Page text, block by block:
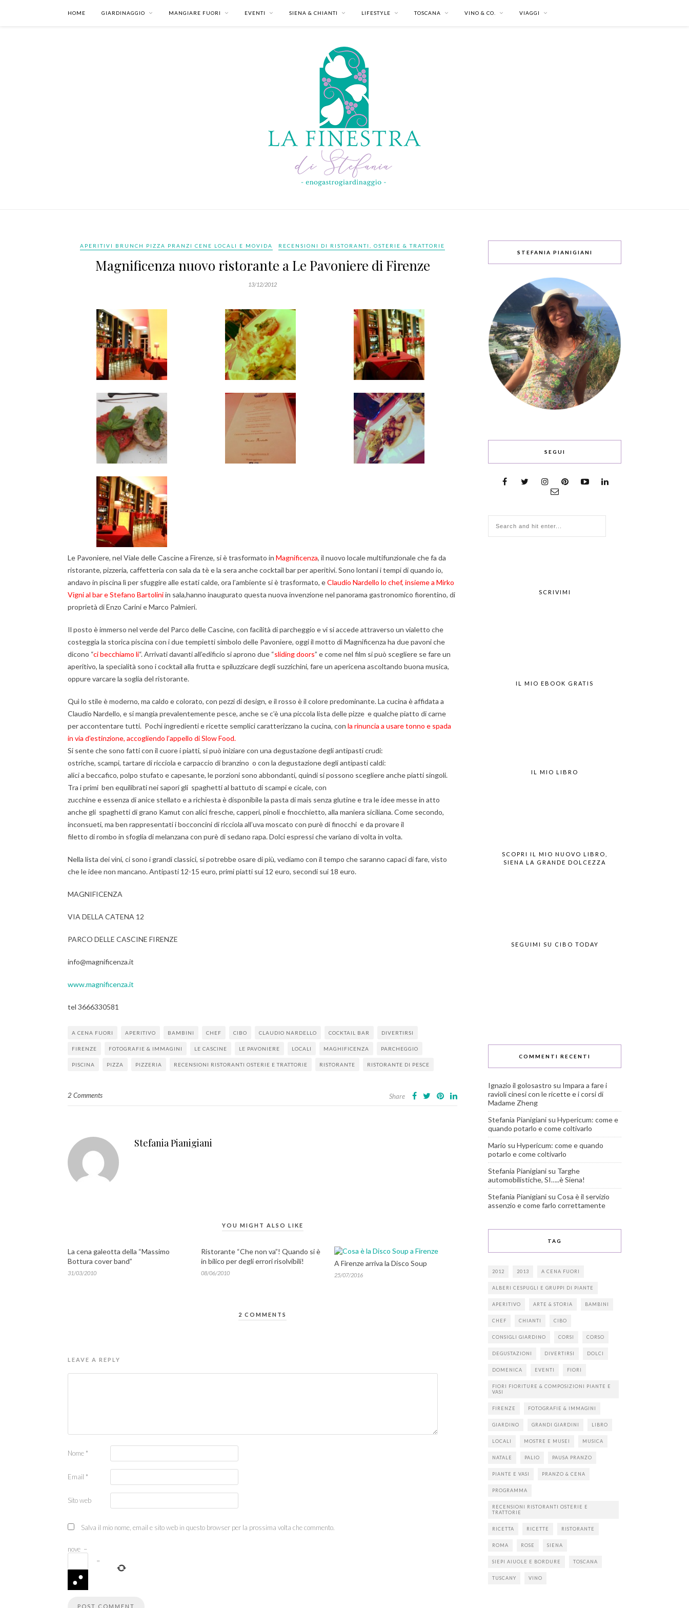
HOME GIARDINAGGIO MANGIARE FUORI EVENTI SIENA & CHIANTI LIFESTYLE TOSCANA VINO & CO. VIAGGI
APERITIVI BRUNCH PIZZA PRANZI CENE LOCALI E MOVIDA RECENSIONI DI RISTORANTI, OSTERIE & TRATTORIE
Magnificenza nuovo ristorante a Le Pavoniere di Firenze
13/12/2012
Le Pavoniere, nel Viale delle Cascine a Firenze, si è trasformato in Magnificenza, il nuovo locale multifunzionale che fa da
ristorante, pizzeria, caffetteria con sala da tè e la sera anche cocktail bar per aperitivi. Sono lontani i tempi di quando io,
andavo in piscina lì per sfuggire alle estati calde, ora l’ambiente si è trasformato, eClaudio Nardello lo chef, insieme a Mirko
Vigni al bar e Stefano Bartoliniin sala,hanno inaugurato questa nuova invenzione nel panorama gastronomico fiorentino, di
proprietà di Enzo Carini e Marco Palmieri.
Il posto è immerso nel verde del Parco delle Cascine, con facilità di parcheggio e vi si accede attraverso un vialetto che
costeggia la storica piscina con i due tempietti simbolo delle Pavoniere, oggi il motto di Magnificenza ha due pavoni che
dicono “ci becchiamo li“. Arrivati davanti all’edificio si aprono due “sliding doors” e come nel film si può scegliere se fare un
aperitivo, la specialità sono i cocktail alla frutta e spiluzzicare degli suzzichini, fare un apericena ascoltando buona musica,
oppure varcare la soglia del ristorante.
Quì lo stile è moderno, ma caldo e colorato, con pezzi di design, e il rosso è il colore predominante. La cucina è affidata a
Claudio Nardello, e si mangia prevalentemente pesce, anche se c’è una piccola lista delle pizze e qualche piatto di carne
per accontentare tutti. Pochi ingredienti e ricette semplici caratterizzano la cucina, con la rinuncia a usare tonno e spada
in via d’estinzione, accogliendo l’appello di Slow Food.
Si sente che sono fatti con il cuore i piatti, si può iniziare con una degustazione degli antipasti crudi:
ostriche, scampi, tartare di ricciola e carpaccio di branzino o con la degustazione degli antipasti caldi:
alici a beccafico, polpo stufato e capesante, le porzioni sono abbondanti, quindi si possono scegliere anche piatti singoli.
Tra i primi ben equilibrati nei sapori gli spaghetti al battuto di scampi e cicale, con
zucchine e essenza di anice stellato e a richiesta è disponibile la pasta di mais senza glutine e tra le idee messe in atto
anche gli spaghetti di grano Kamut con alici fresche, capperi, pinoli e fnocchietto, alla maniera siciliana. Come secondo,
inconsueti, ma ben rappresentati i bocconcini di ricciola all’uva moscato con purè di finocchi e da provare il
filetto di rombo in sfoglia di melanzana con purè di sedano rapa. Dolci espressi che variano di volta in volta.
Nella lista dei vini, ci sono i grandi classici, si potrebbe osare di più, vediamo con il tempo che saranno capaci di fare, visto
che le idee non mancano. Antipasti 12-15 euro, primi piatti sui 12 euro, secondi sui 18 euro.
MAGNIFICENZA
VIA DELLA CATENA 12
PARCO DELLE CASCINE FIRENZE
info@magnificenza.it
www.magnificenza.it
tel 3666330581
A CENA FUORI APERITIVO BAMBINI CHEF CIBO CLAUDIO NARDELLO COCKTAIL BAR DIVERTIRSI
FIRENZE FOTOGRAFIE & IMMAGINI LE CASCINE LE PAVONIERE LOCALI MAGHIFICENZA PARCHEGGIO
PISCINA PIZZA PIZZERIA RECENSIONI RISTORANTI OSTERIE E TRATTORIE RISTORANTE RISTORANTE DI PESCE
2 Comments Share
Stefania Pianigiani
YOU MIGHT ALSO LIKE
La cena galeotta della “Massimo
Bottura cover band”
31/03/2010
Ristorante “Che non va”! Quando si è
in bilico per degli errori risolvibili!
08/06/2010
A Firenze arriva la Disco Soup
25/07/2016
2 COMMENTS
LEAVE A REPLY
Nome *
Email *
Sito web
Salva il mio nome, email e sito web in questo browser per la prossima volta che commento.
nove −
=
STEFANIA PIANIGIANI
SEGUI
SCRIVIMI
IL MIO EBOOK GRATIS
IL MIO LIBRO
SCOPRI IL MIO NUOVO LIBRO,
SIENA LA GRANDE DOLCEZZA
SEGUIMI SU CIBO TODAY
COMMENTI RECENTI
Ignazio il golosastro su Impara a fare i
ravioli cinesi con le ricette e i corsi di
Madame Zheng
Stefania Pianigiani su Hypericum: come e
quando potarlo e come coltivarlo
Mario su Hypericum: come e quando
potarlo e come coltivarlo
Stefania Pianigiani su Targhe
automobilistiche, SI…..è Siena!
Stefania Pianigiani su Cosa è il servizio
assenzio e come farlo correttamente
TAG
2012 2013 A CENA FUORI
ALBERI CESPUGLI E GRUPPI DI PIANTE
APERITIVO ARTE & STORIA BAMBINI
CHEF CHIANTI CIBO
CONSIGLI GIARDINO CORSI CORSO
DEGUSTAZIONI DIVERTIRSI DOLCI
DOMENICA EVENTI FIORI
FIORI FIORITURE & COMPOSIZIONI PIANTE E
VASI
FIRENZE FOTOGRAFIE & IMMAGINI
GIARDINO GRANDI GIARDINI LIBRO
LOCALI MOSTRE E MUSEI MUSICA
NATALE PALIO PAUSA PRANZO
PIANTE E VASI PRANZO & CENA
PROGRAMMA
RECENSIONI RISTORANTI OSTERIE E
TRATTORIE
RICETTA RICETTE RISTORANTE
ROMA ROSE SIENA
SIEPI AIUOLE E BORDURE TOSCANA
TUSCANY VINO